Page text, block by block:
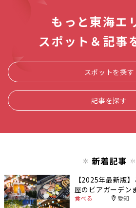
もっと東海エ
スポット＆記事
スポットを探す
記事を探す
新着記事
【2025年最新版
屋のビアガーデン
食べる 愛知